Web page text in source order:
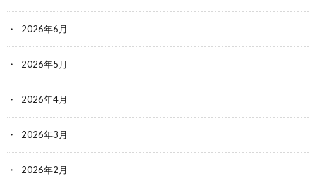
2026年6月
2026年5月
2026年4月
2026年3月
2026年2月